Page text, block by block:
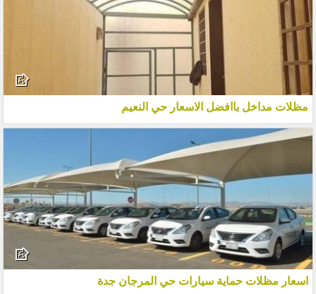
مظلات مداخل باافضل الاسعار حي النعيم
اسعار مظلات حماية سيارات حي المرجان جدة